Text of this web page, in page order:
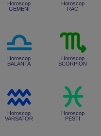
Horoscop
GEMENI
Horoscop
RAC
Horoscop
BALANTA
Horoscop
SCORPION
Horoscop
VARSATOR
Horoscop
PESTI